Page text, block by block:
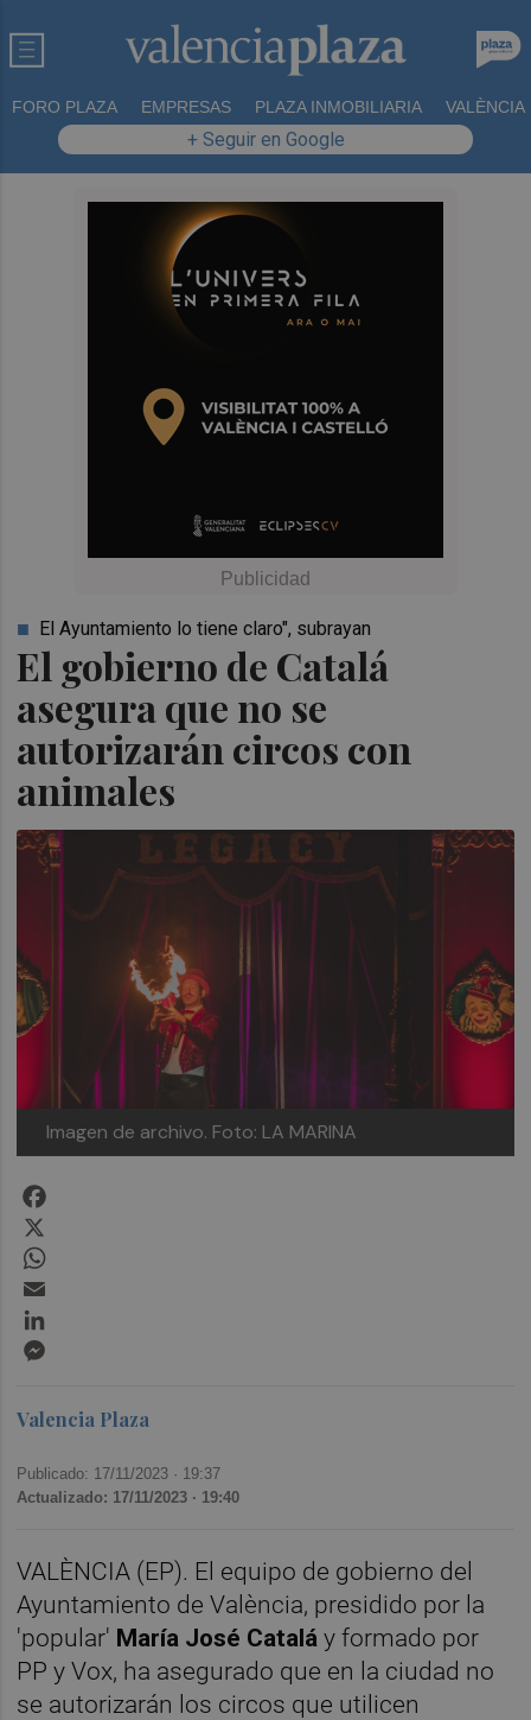
FORO PLAZA EMPRESAS PLAZA INMOBILIARIA VALÈNCIA
+ Seguir en Google
El gobierno de Catalá
asegura que no se
autorizarán circos con
animales
El Ayuntamiento lo tiene claro", subrayan
Imagen de archivo. Foto: LA MARINA
Valencia Plaza
Publicado: 17/11/2023 · 19:37
Actualizado: 17/11/2023 · 19:40
VALÈNCIA (EP). El equipo de gobierno del
Ayuntamiento de València, presidido por la
'popular' María José Cataláy formado por
PP y Vox, ha asegurado que en la ciudad no
se autorizarán los circos que utilicen